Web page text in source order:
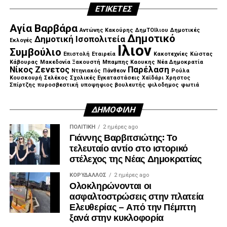
στη φάση της εκτέλεσης. Το όραμα γίνεται έργο, με
εξασφαλισμένη χρηματοδότηση, συγκεκριμένα
χρονοδιαγράμματα, διαφάνεια και σεβασμό στα χρήματα
των φορολογουμένων», σημείωσε.
Στο επίκεντρο η προστασία της ζωής, της περιουσίας
και του περιβάλλοντος
ΕΤΙΚΈΤΕΣ
Αγία Βαρβάρα Αντώνης Κακούρης ΔημΤΟΙλιου Δημοτικές
Εκλογές Δημοτική Ισοπολιτεία Δημοτικό
Συμβούλιο Επιστολή Εταιρεία Ιλιον Κακοτεχνίες Κώστας
Κάβουρας Μακεδονία Ξακουστή Μπαμπης Καουκης Νέα Δημοκρατία
Νίκος Ζενετος Ντηνιακός Πάνθεον Παρέλαση Ρούλα
Κουσκουρή Σελέκος Σχολικές Εγκαταστάσεις Χαϊδάρι Χρηστος
Σπίρτζης πυροσβεστική υποψηφιος βουλευτής φιλοδημος φωτιά
ΔΗΜΟΦΙΛΉ
ΠΟΛΙΤΙΚΉ 2 ημέρες ago
Γιάννης Βαρβιτσιώτης: Το
τελευταίο αντίο στο ιστορικό
στέλεχος της Νέας Δημοκρατίας
ΚΟΡΥΔΑΛΛΟΣ 2 ημέρες ago
Ολοκληρώνονται οι
ασφαλτοστρώσεις στην πλατεία
Ελευθερίας – Από την Πέμπτη
ξανά στην κυκλοφορία